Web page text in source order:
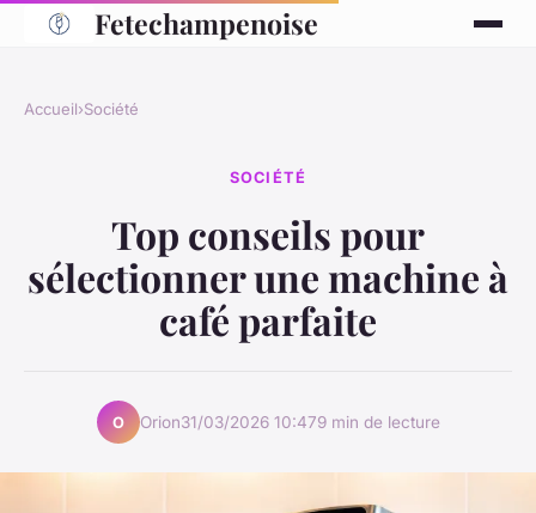
Fetechampenoise
Accueil›Société
SOCIÉTÉ
Top conseils pour
sélectionner une machine à
café parfaite
O Orion31/03/2026 10:479 min de lecture